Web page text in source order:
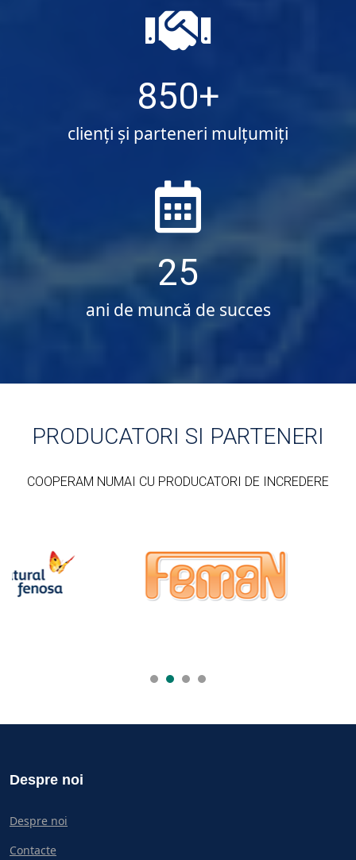
850
clienți și parteneri mulțumiți
25
ani de muncă de succes
PRODUCATORI SI PARTENERI
COOPERAM NUMAI CU PRODUCATORI DE INCREDERE
Despre noi
Despre noi
Contacte